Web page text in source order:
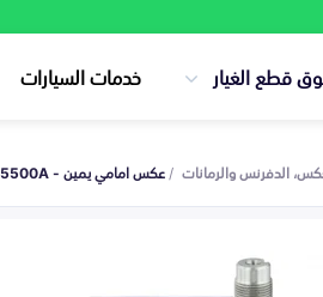
قطع الغيار خدمات السيارات
الدفرنس والرمانات عكس امامي يمين - 0K56P25500A